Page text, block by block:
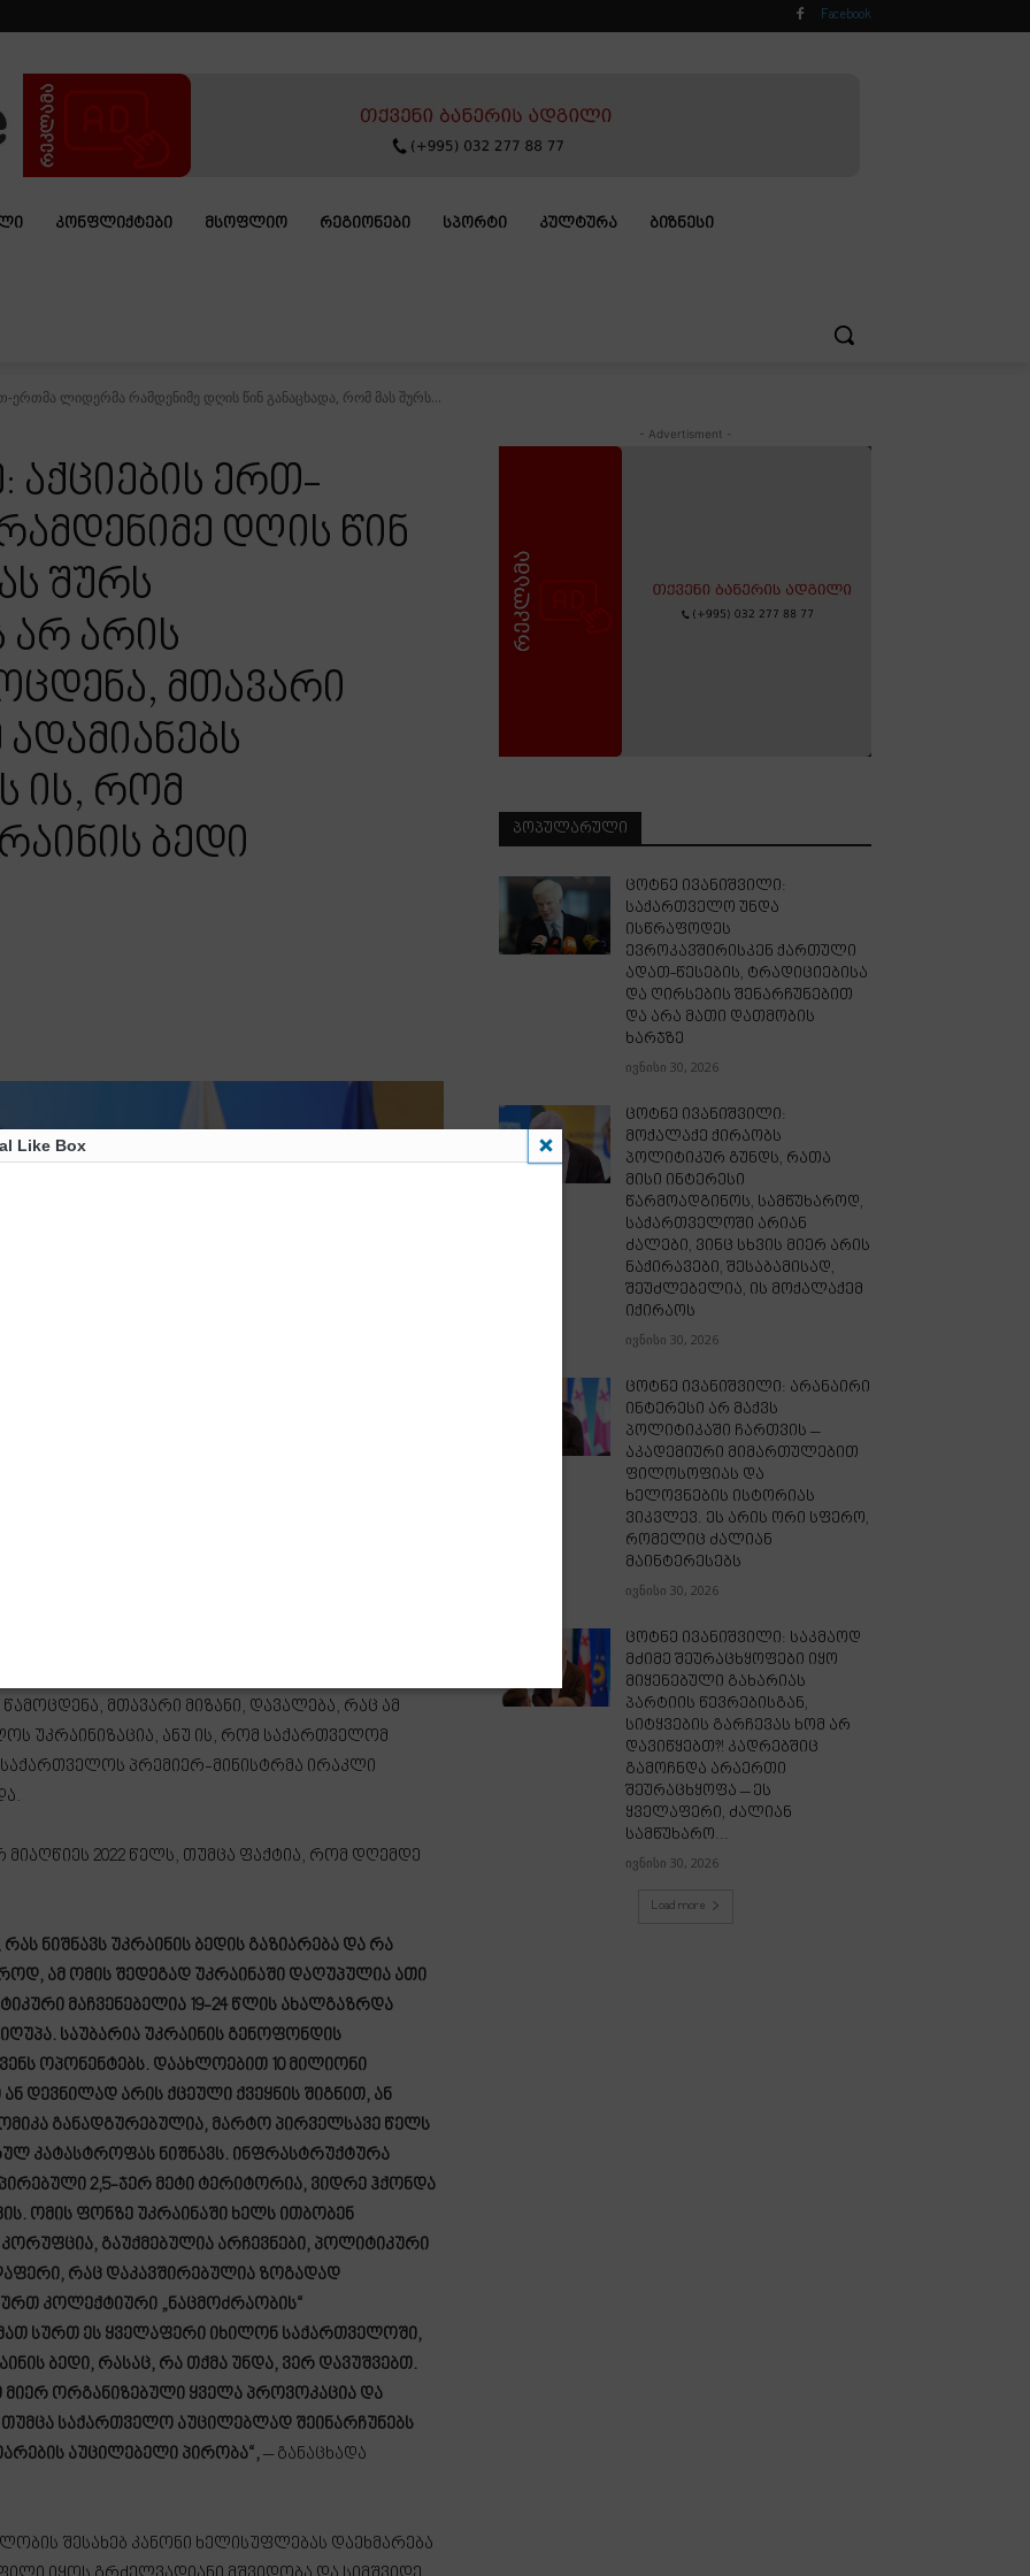
Facebook
ᲙᲝᲜᲤᲚᲘᲥᲢᲔᲑᲘ ᲛᲡᲝᲤᲚᲘᲝ ᲠᲔᲒᲘᲝᲜᲔᲑᲘ ᲡᲞᲝᲠᲢᲘ ᲙᲣᲚᲢᲣᲠᲐ ᲑᲘᲖᲜᲔᲡᲘ
ერთმა ლიდერმა რამდენიმე დღის წინ განაცხადა, რომ მას შურს...
აქციების ერთ-
დღის წინ
შურს
არ არის
მთავარი
ის, რომ
ბედი
მთავარი მიზანი, დავალება, რაც ამ
უკრაინიზაცია, ანუ ის, რომ საქართველომ
საქართველოს პრემიერ-მინისტრმა ირაკლი
2022 წელს, თუმცა ფაქტია, რომ დღემდე
ნიშნავს უკრაინის ბედის გაზიარება და რა
ამ ომის შედეგად უკრაინაში დაღუპულია ათი
მაჩვენებელია 19-24 წლის ახალგაზრდა
საუბარია უკრაინის გენოფონდის
ოპონენტებს. დაახლოებით 10 მილიონი
დევნილად არის ქცეული ქვეყნის შიგნით, ან
განადგურებულია, მარტო პირველსავე წელს
კატასტროფას ნიშნავს. ინფრასტრუქტურა
2,5-ჯერ მეტი ტერიტორია, ვიდრე ჰქონდა
ომის ფონზე უკრაინაში ხელს ითბობენ
გაუქმებულია არჩევნები, პოლიტიკური
რაც დაკავშირებულია ზოგადად
კოლექტიური „ნაცმოძრაობის“
სურთ ეს ყველაფერი იხილონ საქართველოში,
ბედი, რასაც, რა თქმა უნდა, ვერ დავუშვებთ.
მიერ ორგანიზებული ყველა პროვოკაცია და
საქართველო აუცილებლად შეინარჩუნებს
აუცილებელი პირობა“,– განაცხადა
შესახებ კანონი ხელისუფლებას დაეხმარება
- Advertisment -
ᲞᲝᲞᲣᲚᲐᲠᲣᲚᲘ
ცოტნე ივანიშვილი:
საქართველო უნდა
ისწრაფოდეს
ევროკავშირისკენ ქართული
ადათ-წესების, ტრადიციებისა
და ღირსების შენარჩუნებით
და არა მათი დათმობის
ხარჯზე
ივნისი 30, 2026
ცოტნე ივანიშვილი:
მოქალაქე ქირაობს
პოლიტიკურ გუნდს, რათა
მისი ინტერესი
წარმოადგინოს, სამწუხაროდ,
საქართველოში არიან
ძალები, ვინც სხვის მიერ არის
ნაქირავები, შესაბამისად,
შეუძლებელია, ის მოქალაქემ
იქირაოს
ივნისი 30, 2026
ცოტნე ივანიშვილი: არანაირი
ინტერესი არ მაქვს
პოლიტიკაში ჩართვის –
აკადემიური მიმართულებით
ფილოსოფიას და
ხელოვნების ისტორიას
ვიკვლევ. ეს არის ორი სფერო,
რომელიც ძალიან
მაინტერესებს
ივნისი 30, 2026
ცოტნე ივანიშვილი: საკმაოდ
მძიმე შეურაცხყოფები იყო
მიყენებული გახარიას
პარტიის წევრებისგან,
სიტყვების გარჩევას ხომ არ
დავიწყებთ?! კადრებშიც
გამოჩნდა არაერთი
შეურაცხყოფა – ეს
ყველაფერი, ძალიან
სამწუხარო...
ივნისი 30, 2026
Load more
Like Box